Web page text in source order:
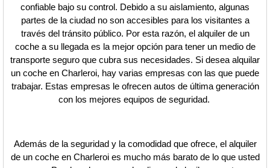
confiable bajo su control. Debido a su aislamiento, algunas
partes de la ciudad no son accesibles para los visitantes a
través del tránsito público. Por esta razón, el alquiler de un
coche a su llegada es la mejor opción para tener un medio de
transporte seguro que cubra sus necesidades. Si desea alquilar
un coche en Charleroi, hay varias empresas con las que puede
trabajar. Estas empresas le ofrecen autos de última generación
con los mejores equipos de seguridad.
Además de la seguridad y la comodidad que ofrece, el alquiler
de un coche en Charleroi es mucho más barato de lo que usted